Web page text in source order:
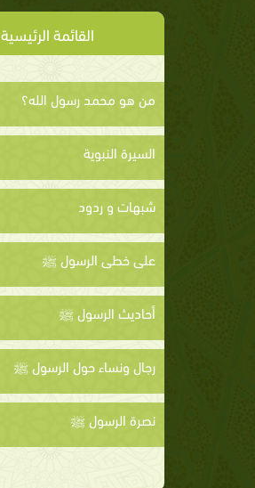
القائمة الرئيسية
من هو محمد رسول الله؟
السيرة النبوية
شبهات و ردود
على خطى الرسول ﷺ
أحاديث الرسول ﷺ
رجال ونساء حول الرسول ﷺ
نصرة الرسول ﷺ